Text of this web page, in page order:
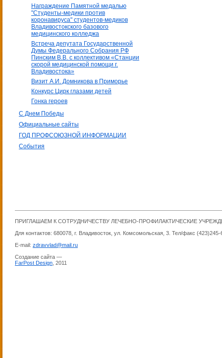
Награждение Памятной медалью
"Студенты-медики против
коронавируса" студентов-медиков
Владивостокского базового
медицинского колледжа
Встреча депутата Государственной
Думы Федерального Собрания РФ
Пинским В.В. с коллективом «Станции
скорой медицинской помощи г.
Владивостока»
Визит А.И. Домникова в Приморье
Конкурс Цирк глазами детей
Гонка героев
С Днем Победы
Официальные сайты
ГОД ПРОФСОЮЗНОЙ ИНФОРМАЦИИ
События
ПРИГЛАШАЕМ К СОТРУДНИЧЕСТВУ ЛЕЧЕБНО-ПРОФИЛАКТИЧЕСКИЕ
Для контактов: 680078, г. Владивосток, ул. Комсомольская, 3. Тел/факс
E-mail: zdravvlad@mail.ru
Создание сайта —
FarPost Design , 2011